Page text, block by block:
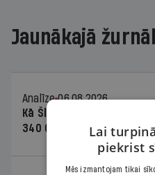
Jaunākajā
Analīze 06.08.2026.
Kā Šlesera partija palika
340 000 vērtu reklāmas
Lai
piekrist
Mēs izmantojam tikai